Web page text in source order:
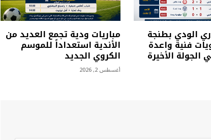
الودي بطنجة
فنية واعدة
الجولة الأخيرة
مباريات ودية تجمع العديد من
الأندية استعداداً للموسم
الكروي الجديد
أغسطس 2, 2026